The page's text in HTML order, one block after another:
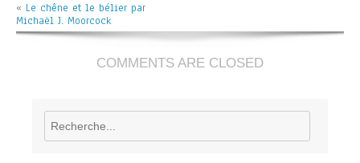
le
–
M.J.
« Le chêne et le bélier par
Michaël J. Moorcock
COMMENTS ARE CLOSED
Rechercher